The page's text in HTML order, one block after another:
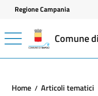
Vai ai contenuti
Vai al footer
Regione Campania
Comune
Home
Articoli tematici